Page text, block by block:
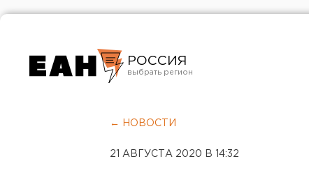
РОССИЯ
Челябинск
← НОВОСТИ
21 АВГУСТА 2020 В 14:32